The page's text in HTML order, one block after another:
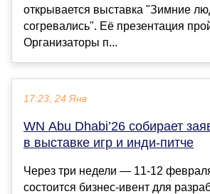
открывается выставка "Зимние
согревались". Её презентация
Организаторы п...
17:23, 24 Янв
WN Abu Dhabi’26 собирает
в выставке игр и инди-питче
Через три недели — 11-12
состоится бизнес-ивент для